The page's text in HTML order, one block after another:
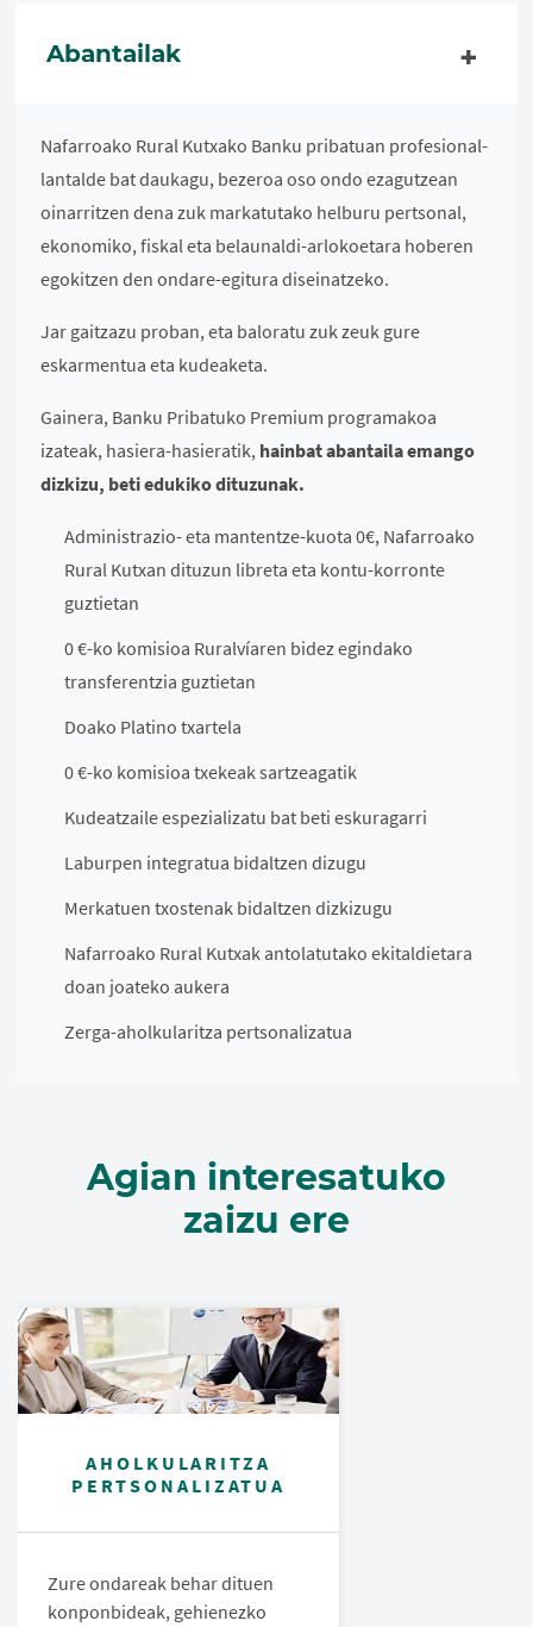
Abantailak
Nafarroako Rural Kutxako Banku pribatuan profesional-
lantalde bat daukagu, bezeroa oso ondo ezagutzean
oinarritzen dena zuk markatutako helburu pertsonal,
ekonomiko, fiskal eta belaunaldi-arlokoetara hoberen
egokitzen den ondare-egitura diseinatzeko.
Jar gaitzazu proban, eta baloratu zuk zeuk gure
eskarmentua eta kudeaketa.
Gainera, Banku Pribatuko Premium programakoa
izateak, hasiera-hasieratik, hainbat abantaila emango
dizkizu, beti edukiko dituzunak.
Administrazio- eta mantentze-kuota 0€, Nafarroako
Rural Kutxan dituzun libreta eta kontu-korronte
guztietan
0 €-ko komisioa Ruralvíaren bidez egindako
transferentzia guztietan
Doako Platino txartela
0 €-ko komisioa txekeak sartzeagatik
Kudeatzaile espezializatu bat beti eskuragarri
Laburpen integratua bidaltzen dizugu
Merkatuen txostenak bidaltzen dizkizugu
Nafarroako Rural Kutxak antolatutako ekitaldietara
doan joateko aukera
Zerga-aholkularitza pertsonalizatua
Agian interesatuko
zaizu ere
AHOLKULARITZA
PERTSONALIZATUA
Zure ondareak behar dituen
konponbideak, gehienezko